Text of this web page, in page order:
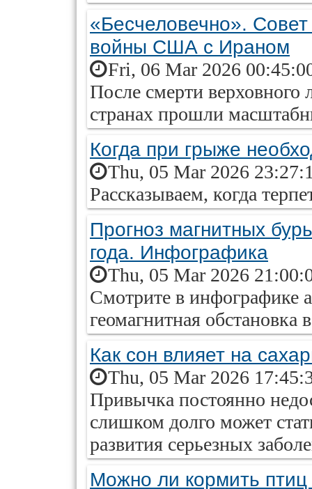
«Бесчеловечно».
войны США с Ираном
Fri, 06 Mar 2026
После смерти
странах прошли
Когда при грыже
Thu, 05 Mar 2026
Рассказываем, когда
Прогноз магнитных
года. Инфографика
Thu, 05 Mar 2026
Смотрите в инфографике
геомагнитная обстановка
Как сон влияет на
Thu, 05 Mar 2026
Привычка постоянно
слишком долго может
развития серьезных
Можно ли кормить птиц